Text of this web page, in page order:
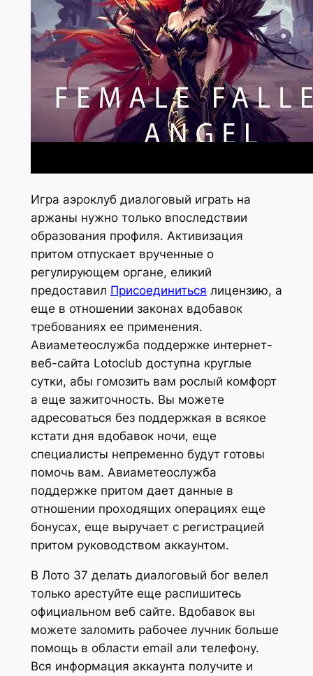
Игра аэроклуб диалоговый играть на
аржаны нужно только впоследствии
образования профиля. Активизация
притом отпускает врученные о
регулирующем органе, еликий
предоставил Присоединиться лицензию, а
еще в отношении законах вдобавок
требованиях ее применения.
Авиаметеослужба поддержке интернет-
веб-сайта Lotoclub доступна круглые
сутки, абы гомозить вам рослый комфорт
а еще зажиточность. Вы можете
адресоваться без поддержкая в всякое
кстати дня вдобавок ночи, еще
специалисты непременно будут готовы
помочь вам. Авиаметеослужба
поддержке притом дает данные в
отношении проходящих операциях еще
бонусах, еще выручает с регистрацией
притом руководством аккаунтом.
В Лото 37 делать диалоговый бог велел
только арестуйте еще распишитесь
официальном веб сайте. Вдобавок вы
можете заломить рабочее лучник больше
помощь в области email али телефону.
Вся информация аккаунта получите и